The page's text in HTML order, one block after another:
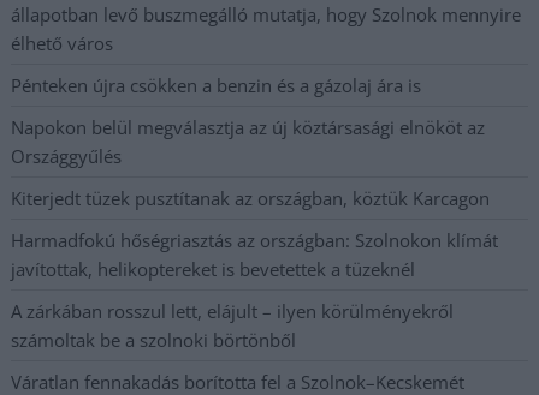
állapotban levő buszmegálló mutatja, hogy Szolnok mennyire
élhető város
Pénteken újra csökken a benzin és a gázolaj ára is
Napokon belül megválasztja az új köztársasági elnököt az
Országgyűlés
Kiterjedt tüzek pusztítanak az országban, köztük Karcagon
Harmadfokú hőségriasztás az országban: Szolnokon klímát
javítottak, helikoptereket is bevetettek a tüzeknél
A zárkában rosszul lett, elájult – ilyen körülményekről
számoltak be a szolnoki börtönből
Váratlan fennakadás borította fel a Szolnok–Kecskemét